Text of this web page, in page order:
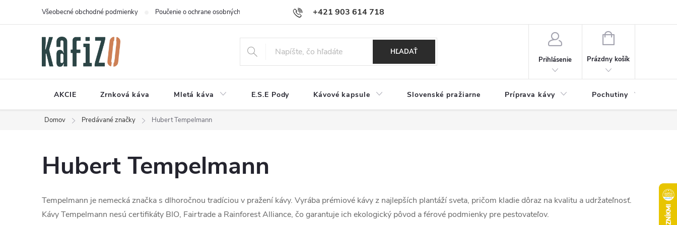
+421 903 614 718
Všeobecné obchodné podmienky Poučenie o ochrane osobných údajov a používaní cookies Reklamačný poriadok
HĽADAŤ
Prihlásenie
NÁKUPNÝ
Prázdny košík
AKCIE Zrnková káva Mletá káva E.S.E Pody Kávové kapsule Slovenské pražiarne Príprava kávy Pochutiny
Domov Predávané značky Hubert Tempelmann
Hubert Tempelmann
Tempelmann je nemecká značka s dlhoročnou tradíciou v pražení kávy. Vyrába prémiové kávy z najlepších plantáží sveta, pričom kladie dôraz na kvalitu a udržateľnosť.
Kávy Tempelmann nesú certifikáty BIO, Fairtrade a Rainforest Alliance, čo garantuje ich ekologický pôvod a férové podmienky pre pestovateľov.